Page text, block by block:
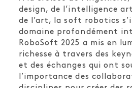
design, de l’intelligence
de l’art, la soft robotics
domaine profondément
RoboSoft 2025 a mis en
richesse à travers des
et des échanges qui ont
l’importance des